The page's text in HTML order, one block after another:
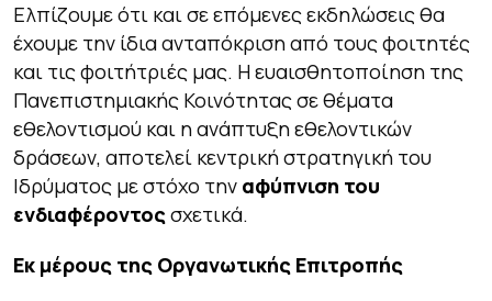
Ελπίζουμε ότι και σε επόμενες εκδηλώσεις θα
έχουμε την ίδια ανταπόκριση από τους φοιτητές
και τις φοιτήτριές μας. Η ευαισθητοποίηση της
Πανεπιστημιακής Κοινότητας σε θέματα
εθελοντισμού και η ανάπτυξη εθελοντικών
δράσεων, αποτελεί κεντρική στρατηγική του
Ιδρύματος με στόχο την αφύπνιση του
ενδιαφέροντος σχετικά.
Εκ μέρους της Οργανωτικής Επιτροπής